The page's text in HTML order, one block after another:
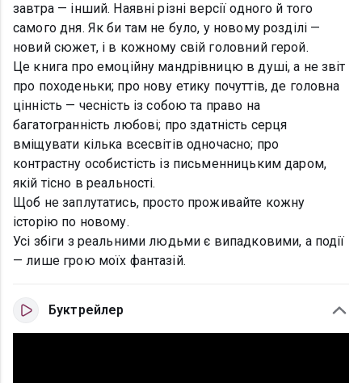
завтра — інший. Наявні різні версії одного й того
самого дня. Як би там не було, у новому розділі —
новий сюжет, і в кожному свій головний герой.
Це книга про емоційну мандрівницю в душі, а не звіт
про походеньки; про нову етику почуттів, де головна
цінність — чесність із собою та право на
багатогранність любові; про здатність серця
вміщувати кілька всесвітів одночасно; про
контрастну особистість із письменницьким даром,
якій тісно в реальності.
Щоб не заплутатись, просто проживайте кожну
історію по новому.
Усі збіги з реальними людьми є випадковими, а події
— лише грою моїх фантазій.
Буктрейлер